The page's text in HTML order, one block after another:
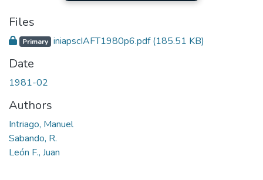
Files
Primary iniapscIAFT1980p6.pdf(185.51 KB)
Date
1981-02
Authors
Intriago, Manuel
Sabando, R.
León F., Juan